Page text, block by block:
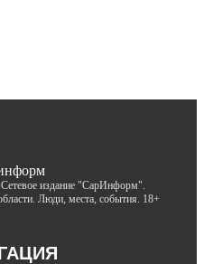
издание "СарИнформ".
Люди, места, события. 18+